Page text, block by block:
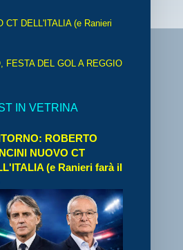
CT DELL'ITALIA (e Ranieri
FESTA DEL GOL A REGGIO
IN VETRINA
ROBERTO
NUOVO CT
(e Ranieri farà il